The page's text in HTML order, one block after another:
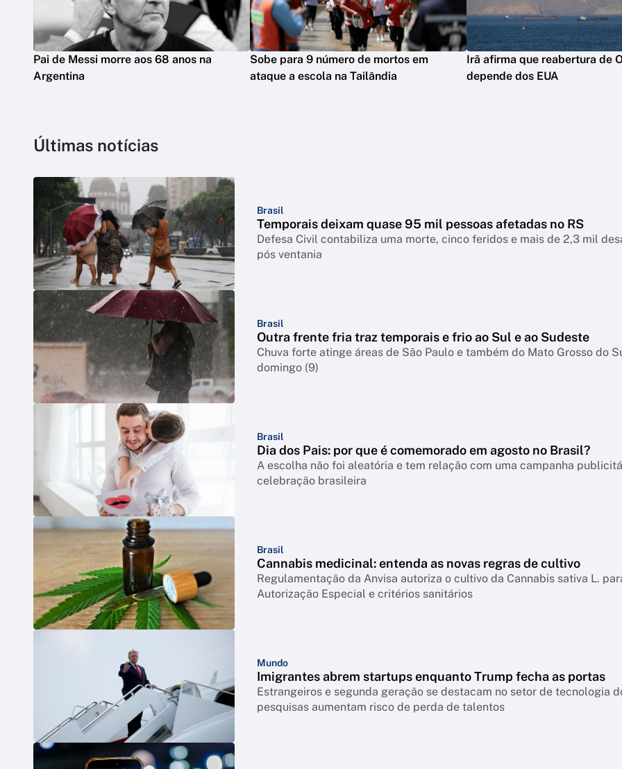
Pai de Messi morre aos 68 anos na
Argentina
Sobe para 9 número de mortos em
ataque a escola na Tailândia
Irã afirma que reabertura de
depende dos EUA
Últimas notícias
Brasil
Temporais deixam quase 95 mil pessoas afetadas no RS
Defesa Civil contabiliza uma morte, cinco feridos e mais de 2,3 mil
pós ventania
Brasil
Outra frente fria traz temporais e frio ao Sul e ao Sudeste
Chuva forte atinge áreas de São Paulo e também do Mato Grosso do
domingo (9)
Brasil
Dia dos Pais: por que é comemorado em agosto no Brasil?
A escolha não foi aleatória e tem relação com uma campanha
celebração brasileira
Brasil
Cannabis medicinal: entenda as novas regras de cultivo
Regulamentação da Anvisa autoriza o cultivo da Cannabis sativa L.
Autorização Especial e critérios sanitários
Mundo
Imigrantes abrem startups enquanto Trump fecha as portas
Estrangeiros e segunda geração se destacam no setor de tecnologia
pesquisas aumentam risco de perda de talentos